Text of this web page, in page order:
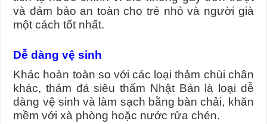
và đảm bảo an toàn cho trẻ nhỏ và người già
một cách tốt nhất.
Dễ dàng vệ sinh
Khác hoàn toàn so với các loại thảm chùi chân
khác, thảm đá siêu thấm Nhật Bản là loại dễ
dàng vệ sinh và làm sạch bằng bàn chải, khăn
mềm với xà phòng hoặc nước rửa chén.